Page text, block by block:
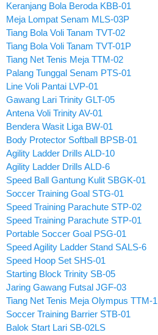
Keranjang Bola Beroda KBB-01
Meja Lompat Senam MLS-03P
Tiang Bola Voli Tanam TVT-02
Tiang Bola Voli Tanam TVT-01P
Tiang Net Tenis Meja TTM-02
Palang Tunggal Senam PTS-01
Line Voli Pantai LVP-01
Gawang Lari Trinity GLT-05
Antena Voli Trinity AV-01
Bendera Wasit Liga BW-01
Body Protector Softball BPSB-01
Agility Ladder Drills ALD-10
Agility Ladder Drills ALD-6
Speed Ball Gantung Kulit SBGK-01
Soccer Training Goal STG-01
Speed Training Parachute STP-02
Speed Training Parachute STP-01
Portable Soccer Goal PSG-01
Speed Agility Ladder Stand SALS-6
Speed Hoop Set SHS-01
Starting Block Trinity SB-05
Jaring Gawang Futsal JGF-03
Tiang Net Tenis Meja Olympus TTM-1
Soccer Training Barrier STB-01
Balok Start Lari SB-02LS